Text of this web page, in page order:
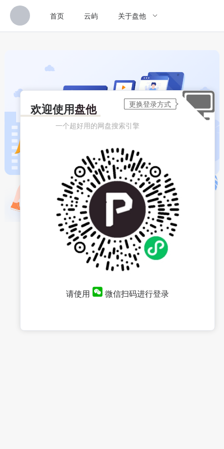
首页 云屿 关于盘他
欢迎使用盘他
一个超好用的网盘搜索引擎
请使用 微信扫码进行登录